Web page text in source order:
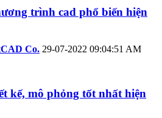
trình cad phổ biến hiện
Co. 29-07-2022 09:04:51 AM
kế, mô phỏng tốt nhất hiện